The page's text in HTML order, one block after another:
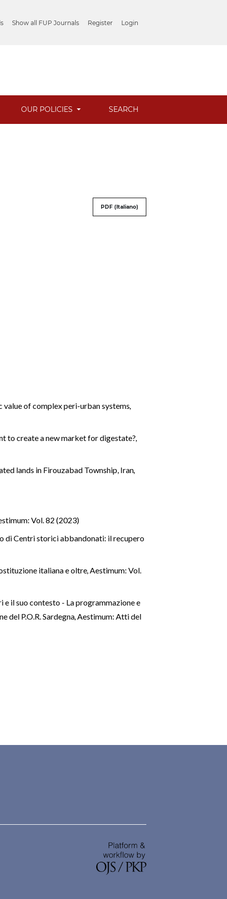
Show all FUP Journals Register Login
OUR POLICIES SEARCH
PDF (Italiano)
value of complex peri-urban systems,
to create a new market for digestate?,
lands in Firouzabad Township, Iran,
Vol. 82 (2023)
di Centri storici abbandonati: il recupero
italiana e oltre,Aestimum: Vol.
il suo contesto - La programmazione e
del P.O.R. Sardegna,Aestimum: Atti del